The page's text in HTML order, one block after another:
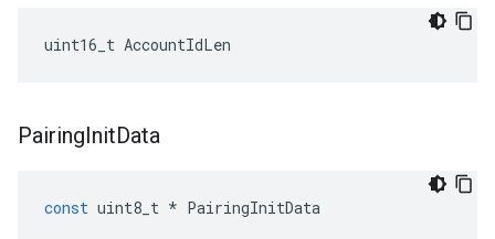
uint16_t AccountIdLen
PairingInitData
const uint8_t * PairingInitData